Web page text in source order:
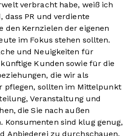
verbracht habe, weiß ich
dass PR und verdiente
den Kernzielen der eigenen
im Fokus stehen sollten.
und Neuigkeiten für
Kunden sowie für die
die wir als
pflegen, sollten im Mittelpunkt
Veranstaltung und
die Sie nach außen
Konsumenten sind klug genug,
Anbiederei zu durchschauen.